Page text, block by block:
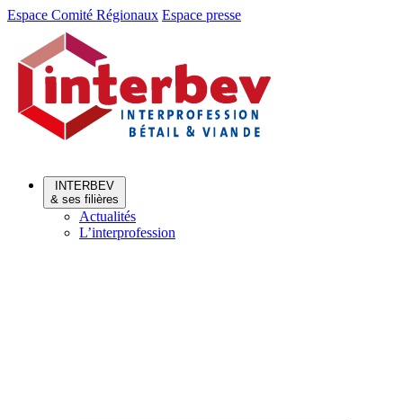
Aller
Aller
contenu
Espace Comité Régionaux Espace presse
INTERBEV
& ses filières
Actualités
L’interprofession